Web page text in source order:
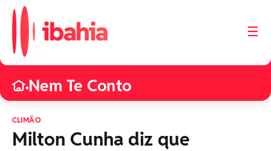
☰
•Nem Te Conto
CLIMÃO
Milton Cunha diz que